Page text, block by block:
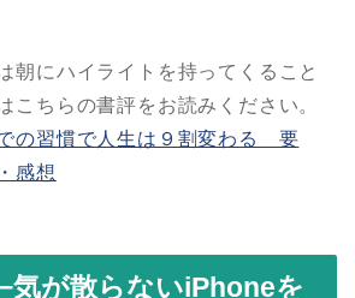
朝にハイライトを持ってくること
こちらの書評をお読みください。
での習慣で人生は９割変わる 要
感想
が散らないiPhoneを